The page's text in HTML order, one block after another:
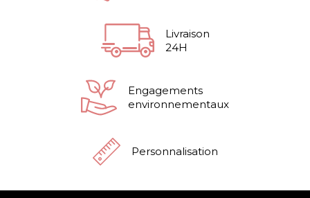
Livraison
24H
Engagements
environnementaux
Personnalisation